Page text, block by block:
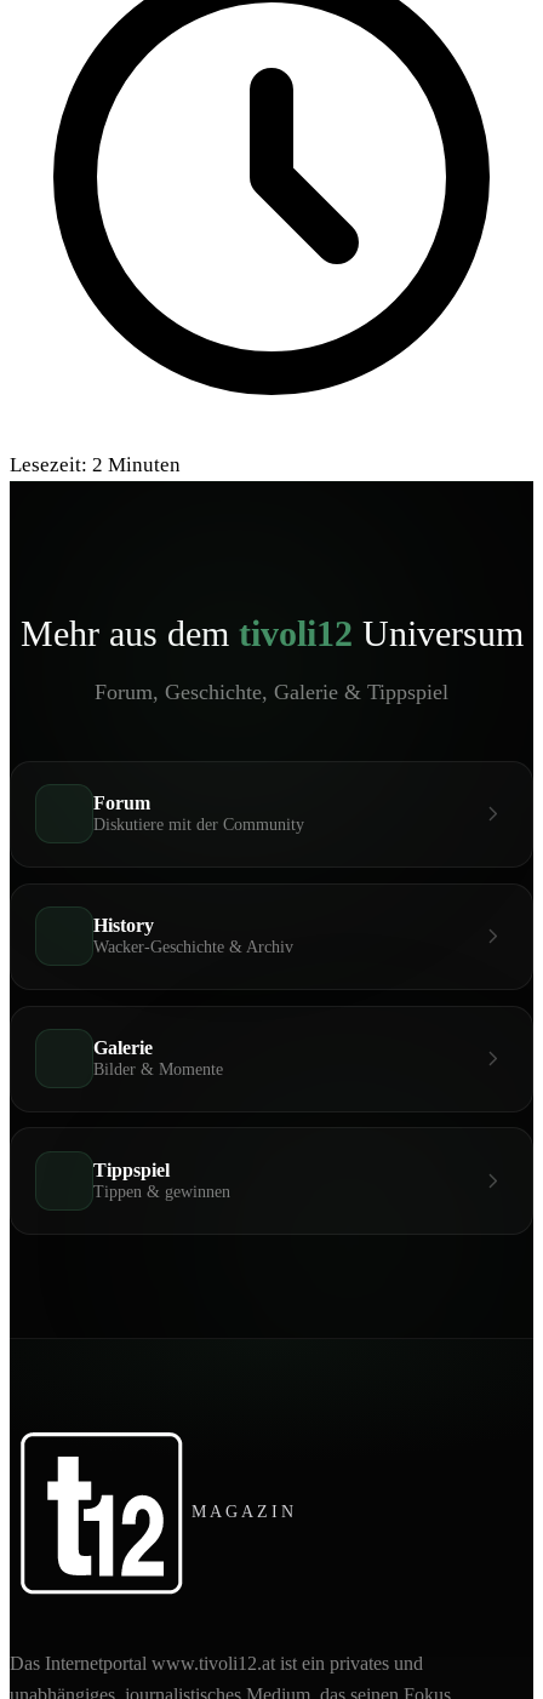
Lesezeit: 2 Minuten
Mehr aus dem tivoli12 Universum
Forum, Geschichte, Galerie & Tippspiel
Forum
Diskutiere mit der Community
History
Wacker-Geschichte & Archiv
Galerie
Bilder & Momente
Tippspiel
Tippen & gewinnen
MAGAZIN
Das Internetportal www.tivoli12.at ist ein privates und
unabhängiges, journalistisches Medium, das seinen Fokus